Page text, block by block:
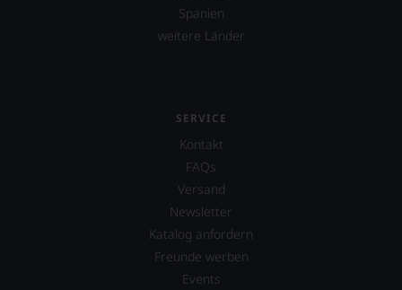
Spanien
weitere Länder
SERVICE
Kontakt
FAQs
Versand
Newsletter
Katalog anfordern
Freunde werben
Events